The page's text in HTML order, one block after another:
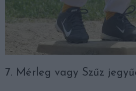
7. Mérleg vagy Szűz